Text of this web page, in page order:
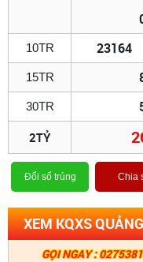
10TR 23164
15TR
30TR
2TỶ
Đổi số trúng Chia
XEM KQXS
GỌI NGAY :